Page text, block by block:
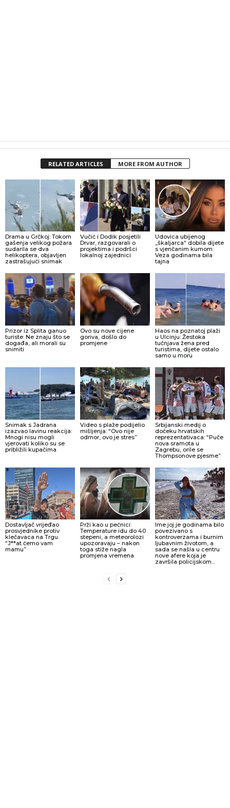
RELATED ARTICLES MORE FROM AUTHOR
Drama u Grčkoj: Tokom
gašenja velikog požara
sudarila se dva
helikoptera, objavljen
zastrašujući snimak
Vučić i Dodik posjetili
Drvar, razgovarali o
projektima i podršci
lokalnoj zajednici
Udovica ubijenog
„škaljarca“ dobila dijete
s vjenčanim kumom:
Veza godinama bila
tajna
Prizor iz Splita ganuo
turiste: Ne znaju što se
događa, ali morali su
snimiti
Ovo su nove cijene
goriva, došlo do
promjene
Haos na poznatoj plaži
u Ulcinju: Žestoka
tučnjava žena pred
turistima, dijete ostalo
samo u moru
Snimak s Jadrana
izazvao lavinu reakcija:
Mnogi nisu mogli
vjerovati koliko su se
približili kupačima
Video s plaže podijelio
mišljenja: “Ovo nije
odmor, ovo je stres”
Srbijanski medij o
dočeku hrvatskih
reprezentativaca: “Puče
nova sramota u
Zagrebu, orile se
Thompsonove pjesme”
Dostavljač vrijeđao
prosvjednike protiv
klečavaca na Trgu.
“J**at ćemo vam
mamu”
Prži kao u pećnici:
Temperature idu do 40
stepeni, a meteorolozi
upozoravaju – nakon
toga stiže nagla
promjena vremena
Ime joj je godinama bilo
povezivano s
kontroverzama i burnim
ljubavnim životom, a
sada se našla u centru
nove afere koja je
završila policijskom...